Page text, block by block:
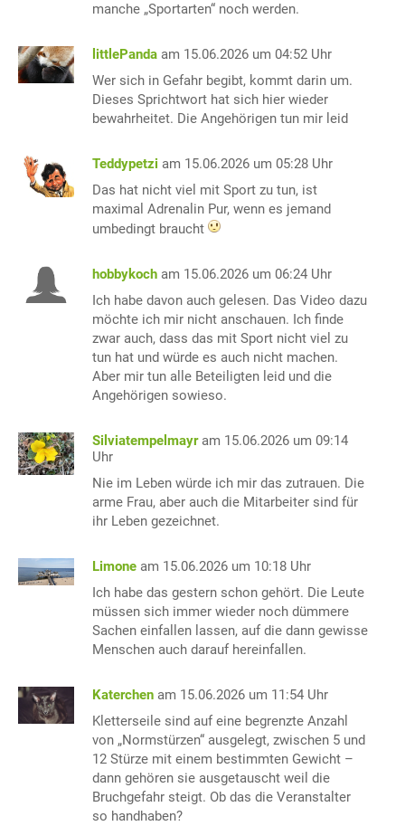
manche „Sportarten“ noch werden.
littlePanda am 15.06.2026 um 04:52 Uhr
Wer sich in Gefahr begibt, kommt darin um.
Dieses Sprichtwort hat sich hier wieder
bewahrheitet. Die Angehörigen tun mir leid
Teddypetzi am 15.06.2026 um 05:28 Uhr
Das hat nicht viel mit Sport zu tun, ist
maximal Adrenalin Pur, wenn es jemand
umbedingt braucht
hobbykoch am 15.06.2026 um 06:24 Uhr
Ich habe davon auch gelesen. Das Video dazu
möchte ich mir nicht anschauen. Ich finde
zwar auch, dass das mit Sport nicht viel zu
tun hat und würde es auch nicht machen.
Aber mir tun alle Beteiligten leid und die
Angehörigen sowieso.
Silviatempelmayr am 15.06.2026 um 09:14
Uhr
Nie im Leben würde ich mir das zutrauen. Die
arme Frau, aber auch die Mitarbeiter sind für
ihr Leben gezeichnet.
Limone am 15.06.2026 um 10:18 Uhr
Ich habe das gestern schon gehört. Die Leute
müssen sich immer wieder noch dümmere
Sachen einfallen lassen, auf die dann gewisse
Menschen auch darauf hereinfallen.
Katerchen am 15.06.2026 um 11:54 Uhr
Kletterseile sind auf eine begrenzte Anzahl
von „Normstürzen“ ausgelegt, zwischen 5 und
12 Stürze mit einem bestimmten Gewicht –
dann gehören sie ausgetauscht weil die
Bruchgefahr steigt. Ob das die Veranstalter
so handhaben?